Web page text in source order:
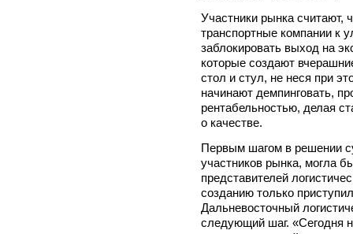
Участники рынка считают,
транспортные компании к
заблокировать выход на
которые создают
стол и стул, не неся при
начинают демпинговать,
рентабельностью, делая
о качестве.
Первым шагом в решении
участников рынка, могла
представителей
созданию только
Дальневосточный
следующий шаг. «Сегодня